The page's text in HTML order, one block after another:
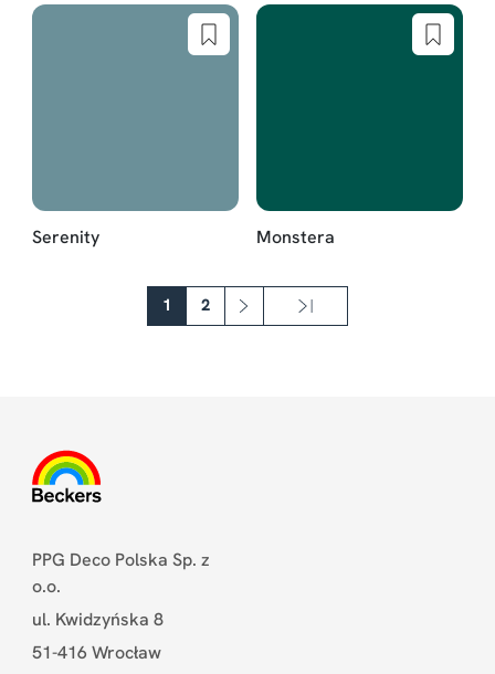
Serenity Monstera
1 2 ››Następna strona
Ostatnia »Ostatnia strona
PPG Deco Polska Sp. z
o.o.
ul. Kwidzyńska 8
51-416 Wrocław